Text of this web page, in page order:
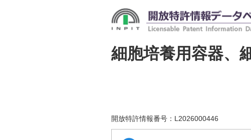
細胞培養用容器、
開放特許情報番号： L2026000446